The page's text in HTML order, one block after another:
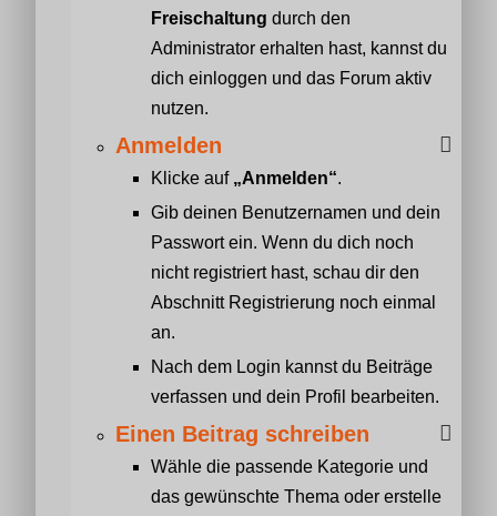
Freischaltung durch den
Administrator erhalten hast, kannst du
dich einloggen und das Forum aktiv
nutzen.
Anmelden
Klicke auf „Anmelden“.
Gib deinen Benutzernamen und dein
Passwort ein. Wenn du dich noch
nicht registriert hast, schau dir den
Abschnitt Registrierung noch einmal
an.
Nach dem Login kannst du Beiträge
verfassen und dein Profil bearbeiten.
Einen Beitrag schreiben
Wähle die passende Kategorie und
das gewünschte Thema oder erstelle